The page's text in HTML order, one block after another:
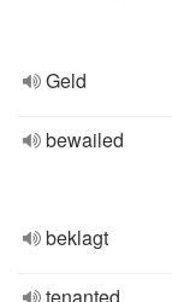
Geld
bewailed
beklagt